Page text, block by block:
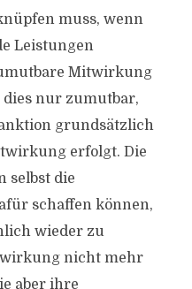
muss, wenn
Leistungen
Mitwirkung
nur zumutbar,
grundsätzlich
erfolgt. Die
selbst die
schaffen können,
wieder zu
nicht mehr
aber ihre